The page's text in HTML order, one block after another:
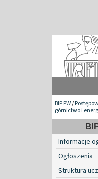
BIP PW/
górnictwo i
Informacje
Ogłoszenia
Struktura